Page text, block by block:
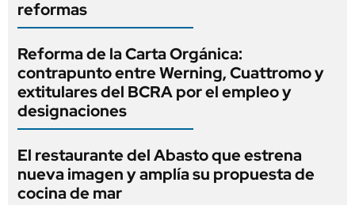
reformas
Reforma de la Carta Orgánica:
contrapunto entre Werning, Cuattromo y
extitulares del BCRA por el empleo y
designaciones
El restaurante del Abasto que estrena
nueva imagen y amplía su propuesta de
cocina de mar